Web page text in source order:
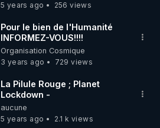
5 years ago
256 views
Pour le bien de l'Humanité
INFORMEZ-VOUS!!!!
Organisation Cosmique
3 years ago
729 views
La Pilule Rouge ; Planet
Lockdown -
aucune
5 years ago
2.1 k views